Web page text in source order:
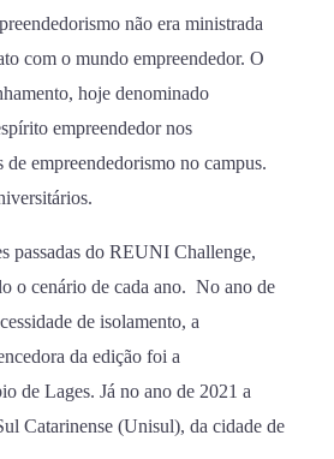
não era ministrada
com o mundo empreendedor. O
hoje denominado
empreendedor nos
empreendedorismo no campus.
passadas do REUNI Challenge,
o cenário de cada ano. No ano de
de isolamento, a
da edição foi a
de Lages. Já no ano de 2021 a
Catarinense (Unisul), da cidade de